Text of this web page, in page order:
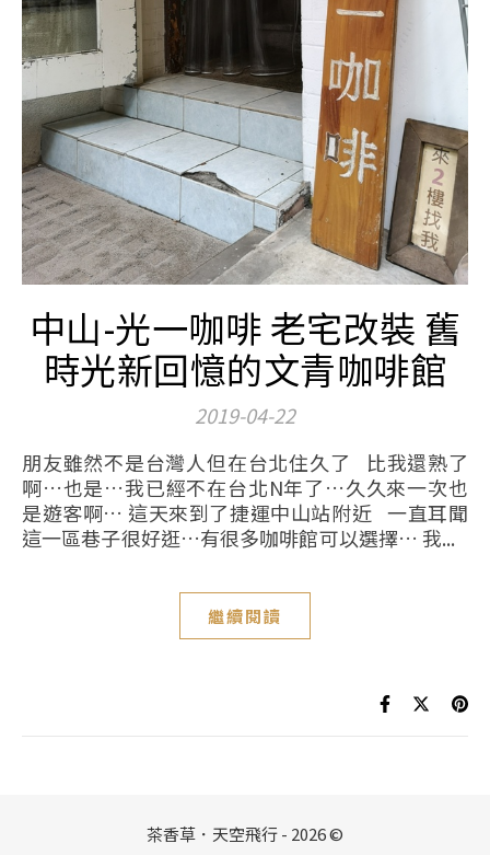
中山-光一咖啡 老宅改裝 舊
時光新回憶的文青咖啡館
2019-04-22
朋友雖然不是台灣人但在台北住久了 比我還熟了
啊…也是…我已經不在台北N年了…久久來一次也
是遊客啊… 這天來到了捷運中山站附近 一直耳聞
這一區巷子很好逛…有很多咖啡館可以選擇… 我...
繼續閱讀
茶香草．天空飛行 - 2026 ©